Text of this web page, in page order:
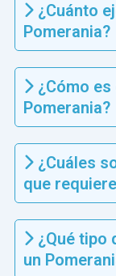
¿Cuánto
Pomerania?
¿Cómo es
Pomerania?
¿Cuáles
que
¿Qué tipo
un